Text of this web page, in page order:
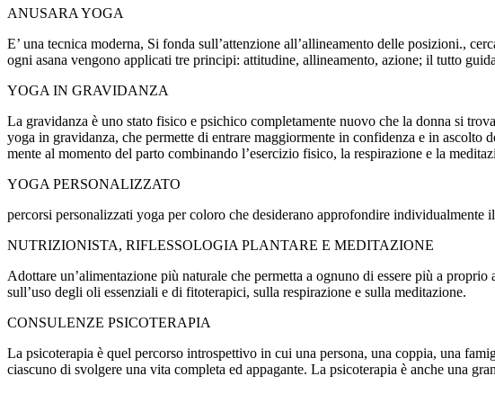
ANUSARA YOGA
E’ una tecnica moderna, Si fonda sull’attenzione all’allineamento delle posizioni.,
ogni asana vengono applicati tre principi: attitudine, allineamento, azione; il tutto
YOGA IN GRAVIDANZA
La gravidanza è uno stato fisico e psichico completamente nuovo che la donna si
yoga in gravidanza, che permette di entrare maggiormente in confidenza e in
mente al momento del parto combinando l’esercizio fisico, la respirazione e la
YOGA PERSONALIZZATO
percorsi personalizzati yoga per coloro che desiderano approfondire
NUTRIZIONISTA, RIFLESSOLOGIA PLANTARE E MEDITAZIONE
Adottare un’alimentazione più naturale che permetta a ognuno di essere più a
sull’uso degli oli essenziali e di fitoterapici, sulla respirazione e sulla meditazione.
CONSULENZE PSICOTERAPIA
La psicoterapia è quel percorso introspettivo in cui una persona, una coppia, una
ciascuno di svolgere una vita completa ed appagante. La psicoterapia è anche una